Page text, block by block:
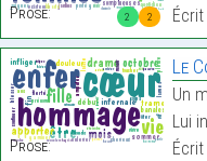
2 2
Prose:
Prose:
Le
Un
Lui